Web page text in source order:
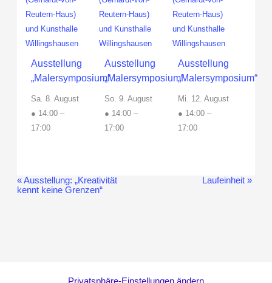
Ausstellung
„Malersymposium“
Sa. 8. August
● 14:00–
17:00
Ausstellung
„Malersymposium“
So. 9. August
● 14:00–
17:00
Ausstellung
„Malersymposium“
Mi. 12. August
● 14:00 –
17:00
Veranstaltung-
«Ausstellung: „Kreativität
kennt keine Grenzen“
Laufeinheit»